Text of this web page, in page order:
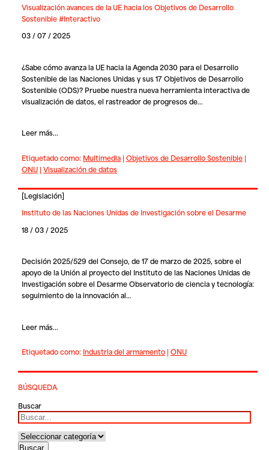
Visualización avances de la UE hacia los Objetivos de Desarrollo
Sostenible #Interactivo
03 / 07 / 2025
¿Sabe cómo avanza la UE hacia laAgenda 2030 para el Desarrollo
Sostenible de las Naciones Unidasy sus 17 Objetivos de Desarrollo
Sostenible (ODS)? Pruebe nuestra nueva herramienta interactiva de
visualización de datos, el rastreador de progresos de…
Leer más...
Etiquetado como: Multimedia| Objetivos de Desarrollo Sostenible|
ONU| Visualización de datos
[Legislación]
Instituto de las Naciones Unidas de Investigación sobre el Desarme
18 / 03 / 2025
Decisión 2025/529 del Consejo, de 17 de marzo de 2025, sobre el
apoyo de la Unión al proyecto del Instituto de las Naciones Unidas de
Investigación sobre el Desarme Observatorio de ciencia y tecnología:
seguimiento de la innovación al…
Leer más...
Etiquetado como: Industria del armamento| ONU
BÚSQUEDA
Buscar